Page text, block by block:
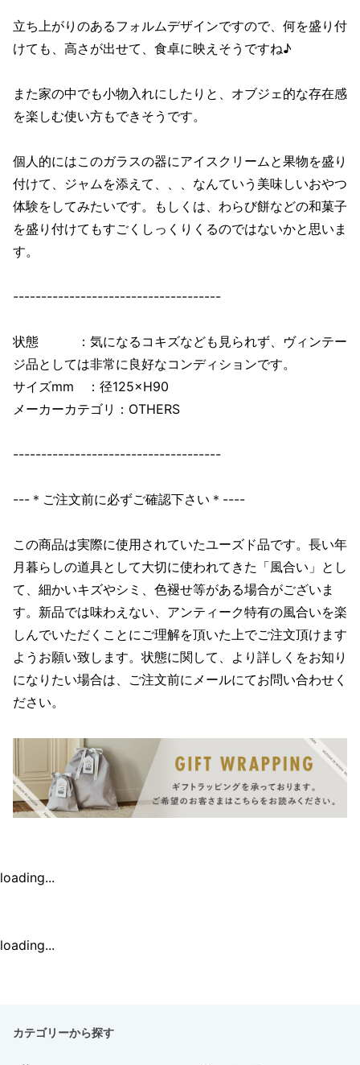
立ち上がりのあるフォルムデザインですので、何を盛り付
けても、高さが出せて、食卓に映えそうですね♪
また家の中でも小物入れにしたりと、オブジェ的な存在感
を楽しむ使い方もできそうです。
個人的にはこのガラスの器にアイスクリームと果物を盛り
付けて、ジャムを添えて、、、なんていう美味しいおやつ
体験をしてみたいです。もしくは、わらび餅などの和菓子
を盛り付けてもすごくしっくりくるのではないかと思いま
す。
-------------------------------------
状態 ：気になるコキズなども見られず、ヴィンテー
ジ品としては非常に良好なコンディションです。
サイズmm ：径125×H90
メーカーカテゴリ：OTHERS
-------------------------------------
---＊ご注文前に必ずご確認下さい＊----
この商品は実際に使用されていたユーズド品です。長い年
月暮らしの道具として大切に使われてきた「風合い」とし
て、細かいキズやシミ、色褪せ等がある場合がございま
す。新品では味わえない、アンティーク特有の風合いを楽
しんでいただくことにご理解を頂いた上でご注文頂けます
ようお願い致します。状態に関して、より詳しくをお知り
になりたい場合は、ご注文前にメールにてお問い合わせく
ださい。
loading...
loading...
カテゴリーから探す